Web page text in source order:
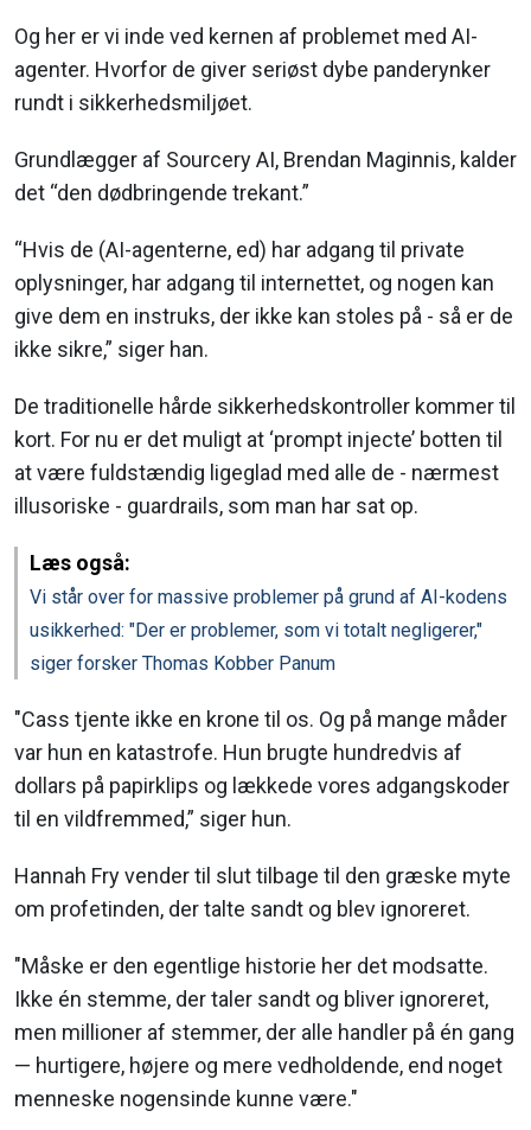
Og her er vi inde ved kernen af problemet med AI-
agenter. Hvorfor de giver seriøst dybe panderynker
rundt i sikkerhedsmiljøet.
Grundlægger af Sourcery AI, Brendan Maginnis, kalder
det “den dødbringende trekant.”
“Hvis de (AI-agenterne, ed) har adgang til private
oplysninger, har adgang til internettet, og nogen kan
give dem en instruks, der ikke kan stoles på - så er de
ikke sikre,” siger han.
De traditionelle hårde sikkerhedskontroller kommer til
kort. For nu er det muligt at ‘prompt injecte’ botten til
at være fuldstændig ligeglad med alle de - nærmest
illusoriske - guardrails, som man har sat op.
Læs også:
Vi står over for massive problemer på grund af AI-kodens
usikkerhed: "Der er problemer, som vi totalt negligerer,"
siger forsker Thomas Kobber Panum
"Cass tjente ikke en krone til os. Og på mange måder
var hun en katastrofe. Hun brugte hundredvis af
dollars på papirklips og lækkede vores adgangskoder
til en vildfremmed,” siger hun.
Hannah Fry vender til slut tilbage til den græske myte
om profetinden, der talte sandt og blev ignoreret.
"Måske er den egentlige historie her det modsatte.
Ikke én stemme, der taler sandt og bliver ignoreret,
men millioner af stemmer, der alle handler på én gang
— hurtigere, højere og mere vedholdende, end noget
menneske nogensinde kunne være."